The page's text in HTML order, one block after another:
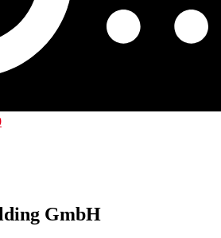
GmbH